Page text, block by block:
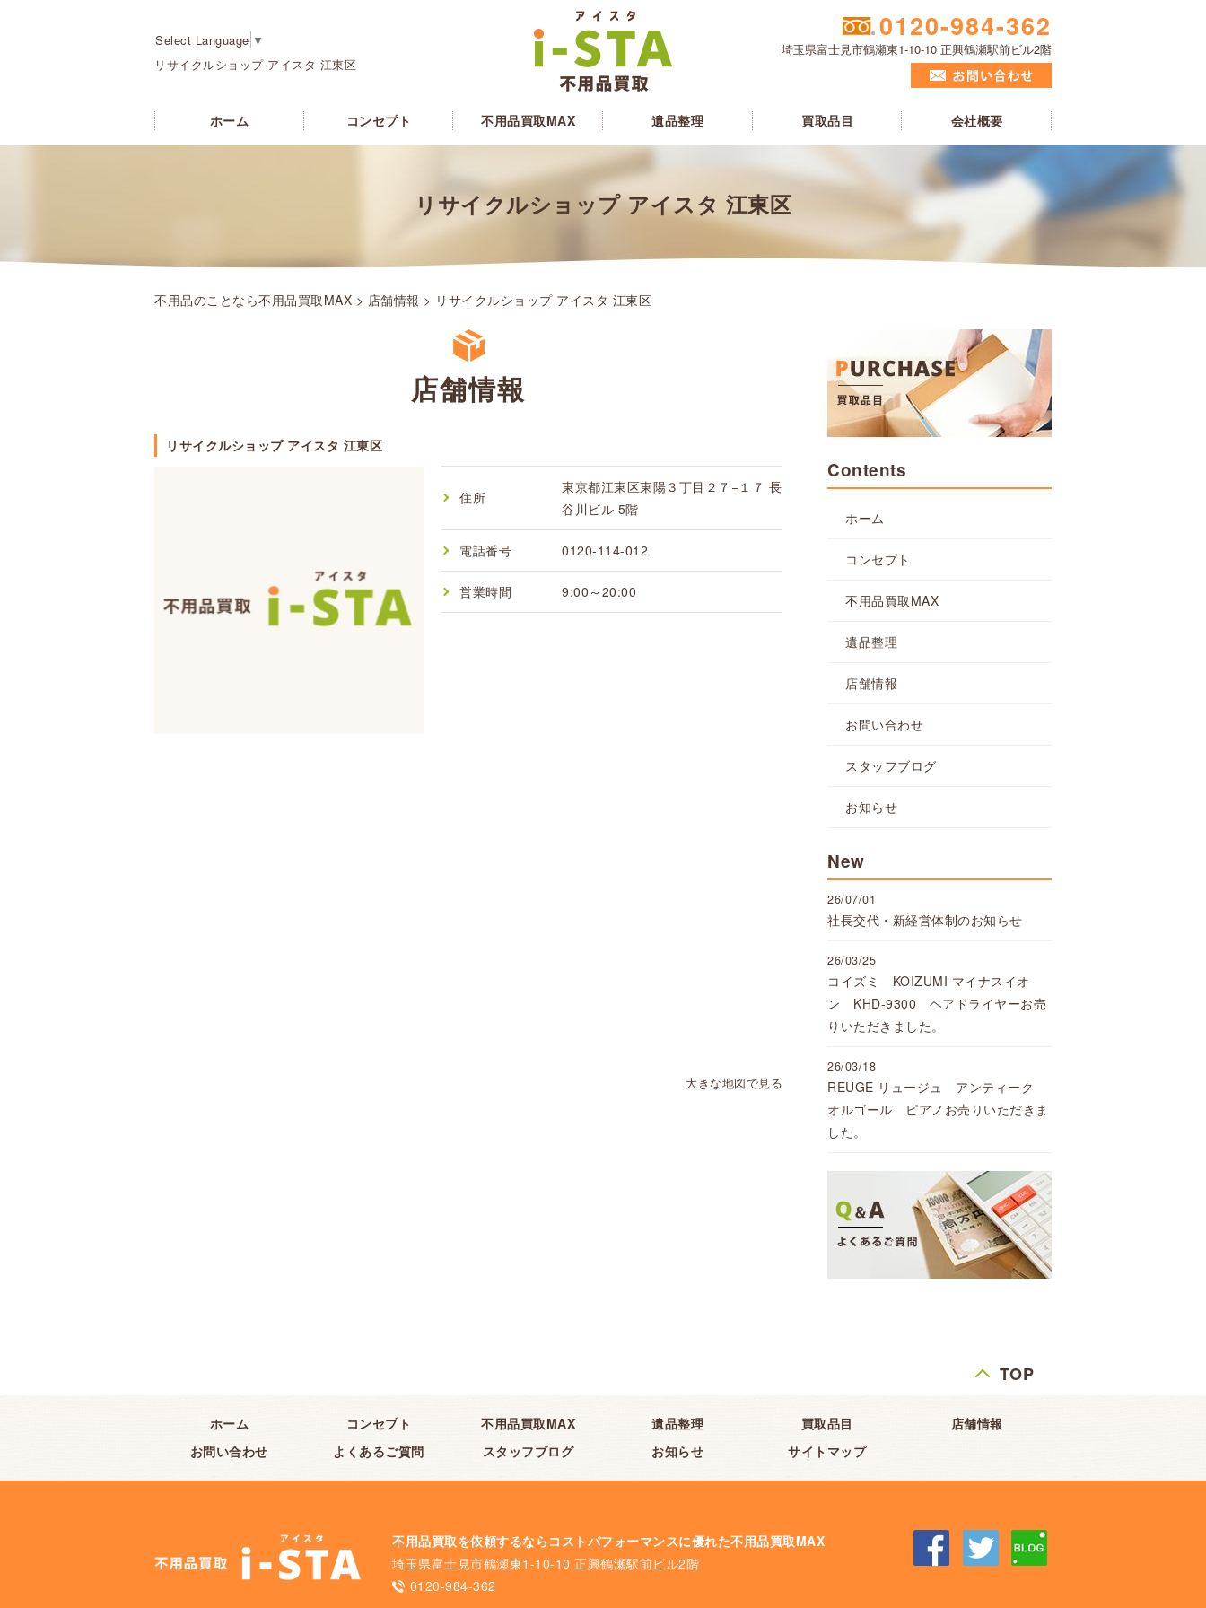
Select Language ▼
リサイクルショップ アイスタ 江東区
0120-984-362
埼玉県富士見市鶴瀬東1-10-10 正興鶴瀬駅前ビル2階
ホーム コンセプト 不用品買取MAX 遺品整理 買取品目 会社概要
リサイクルショップ アイスタ 江東区
不用品のことなら不用品買取MAX > 店舗情報 > リサイクルショップ アイスタ 江東区
店舗情報
リサイクルショップ アイスタ 江東区
住所
東京都江東区東陽３丁目２７−１７ 長
谷川ビル 5階
電話番号 0120-114-012
営業時間 9:00～20:00
大きな地図で見る
Contents
ホーム
コンセプト
不用品買取MAX
遺品整理
店舗情報
お問い合わせ
スタッフブログ
お知らせ
New
26/07/01
社長交代・新経営体制のお知らせ
26/03/25
コイズミ KOIZUMI マイナスイオ
ン KHD-9300 ヘアドライヤーお売
りいただきました。
26/03/18
REUGE リュージュ アンティーク
オルゴール ピアノお売りいただきま
した。
TOP
ホーム コンセプト 不用品買取MAX 遺品整理 買取品目
店舗情報
お問い合わせ
よくあるご質問 スタッフブログ お知らせ サイトマップ
不用品買取を依頼するならコストパフォーマンスに優れた不用品買取MAX
埼玉県富士見市鶴瀬東1-10-10 正興鶴瀬駅前ビル2階
0120-984-362